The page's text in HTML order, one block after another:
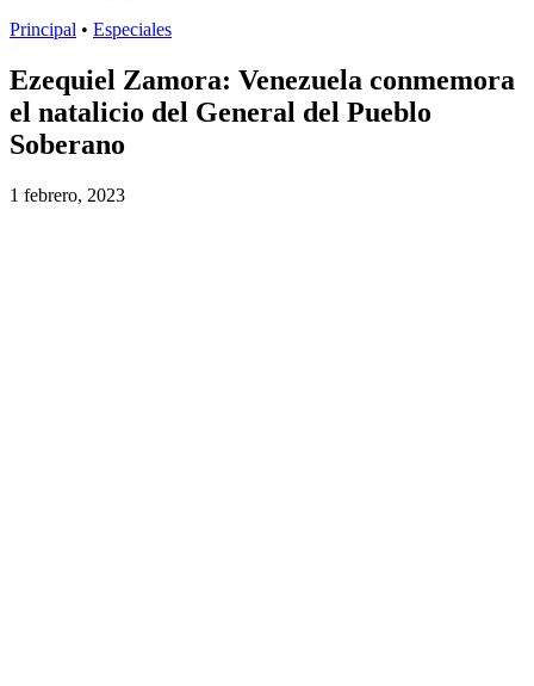
Principal • Especiales
Ezequiel Zamora: Venezuela conmemora
el natalicio del General del Pueblo
Soberano
1 febrero, 2023